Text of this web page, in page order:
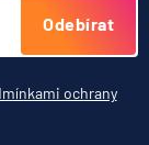
Odebírat
ochrany